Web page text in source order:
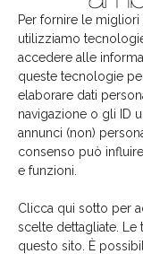
Per fornire le
utilizziamo
accedere alle
queste tecnologie
elaborare dati
navigazione o gli ID
annunci (non)
consenso può
e funzioni.
Clicca qui sotto per
scelte dettagliate. Le
questo sito. È
collezione Tailor
realizzando
senza pensili, e
stesso colore delle
sotto della cappa,
sono inseriti
professionale:
de feu, forno a
nella parete.